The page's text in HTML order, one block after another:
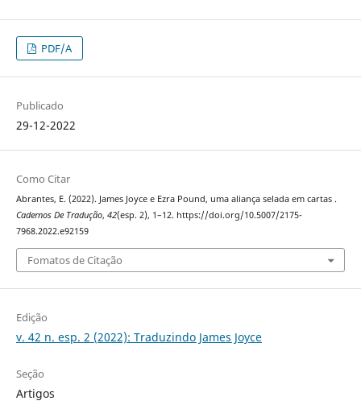
PDF/A
Publicado
29-12-2022
Como Citar
Abrantes, E. (2022). James Joyce e Ezra Pound, uma aliança selada em cartas .
Cadernos De Tradução, 42(esp. 2), 1–12. https://doi.org/10.5007/2175-
7968.2022.e92159
Fomatos de Citação
Edição
v. 42 n. esp. 2 (2022): Traduzindo James Joyce
Seção
Artigos